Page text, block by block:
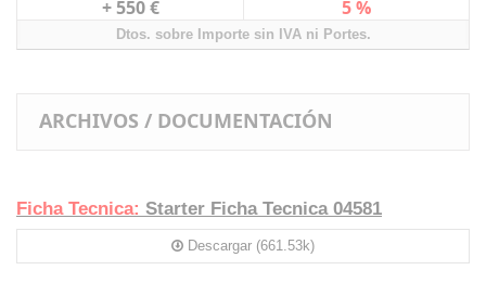
+ 550 €
5 %
Dtos. sobre Importe sin IVA ni Portes.
ARCHIVOS / DOCUMENTACIÓN
Ficha Tecnica: Starter Ficha Tecnica 04581
Descargar (661.53k)